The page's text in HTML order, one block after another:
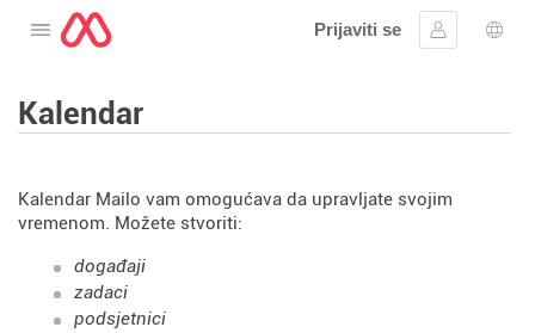
Otvorite meni
Prijaviti se
Prijavite se
Kalendar
Kalendar Mailo vam omogućava da upravljate svojim
vremenom. Možete stvoriti:
događaji
zadaci
podsjetnici